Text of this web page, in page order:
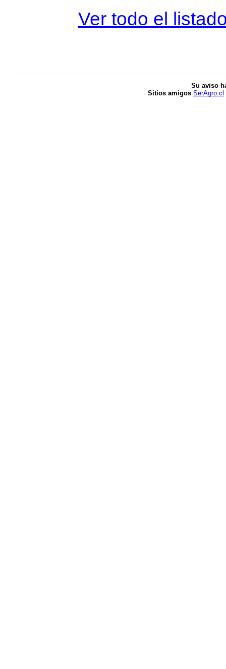
Ver todo el
Su aviso
Sitios amigos SerAgro.cl